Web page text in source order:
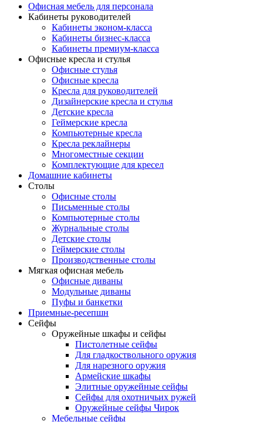
Офисная мебель для персонала
Кабинеты руководителей
Кабинеты эконом-класса
Кабинеты бизнес-класса
Кабинеты премиум-класса
Офисные кресла и стулья
Офисные стулья
Офисные кресла
Кресла для руководителей
Дизайнерские кресла и стулья
Детские кресла
Геймерские кресла
Компьютерные кресла
Кресла реклайнеры
Многоместные секции
Комплектующие для кресел
Домашние кабинеты
Столы
Офисные столы
Письменные столы
Компьютерные столы
Журнальные столы
Детские столы
Геймерские столы
Производственные столы
Мягкая офисная мебель
Офисные диваны
Модульные диваны
Пуфы и банкетки
Приемные-ресепшн
Сейфы
Оружейные шкафы и сейфы
Пистолетные сейфы
Для гладкоствольного оружия
Для нарезного оружия
Армейские шкафы
Элитные оружейные сейфы
Сейфы для охотничьих ружей
Оружейные сейфы Чирок
Мебельные сейфы